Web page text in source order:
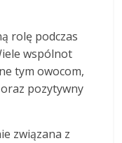
rolę podczas
wspólnot
tym owocom,
pozytywny
związana z